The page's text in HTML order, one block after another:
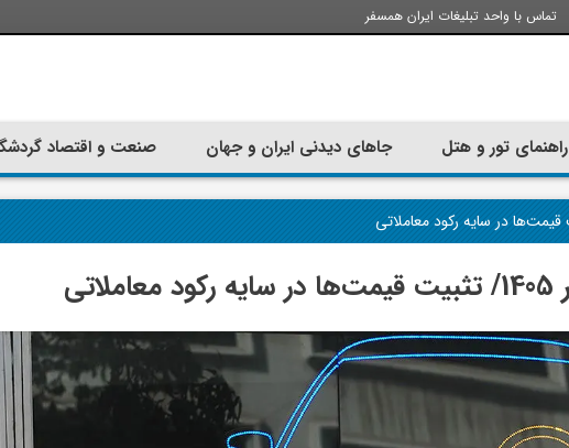
تماس با واحد تبلیغات ایران همسفر
راهنمای تور و هتل جاهای دیدنی ایران و جهان صنعت و اقتصاد